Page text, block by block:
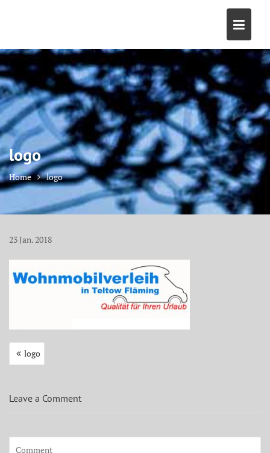
logo
Home logo
23Jan. 2018
Beitragsnavigation
logo
Leave a Comment